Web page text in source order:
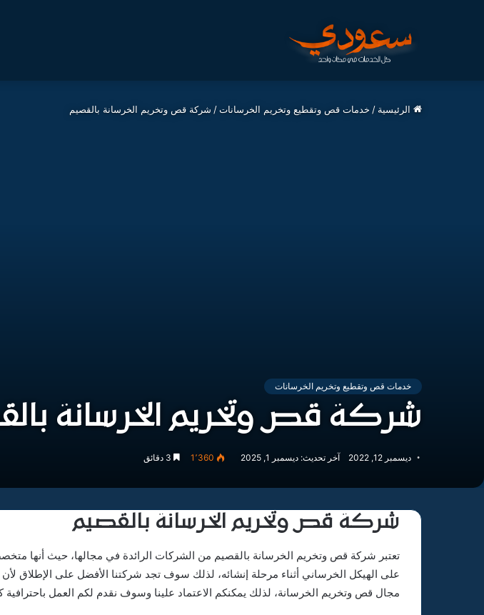
الرئيسية / خدمات قص وتقطيع وتخريم الخرسانات/ شركة قص وتخريم الخرسانة بالقصيم
خدمات قص وتقطيع وتخريم الخرسانات
شركة قص وتخريم الخرسانة
ديسمبر 12, 2022 آخر تحديث: ديسمبر 1, 2025 1٬360
شركة قص وتخريم الخرسانة بالقصيم
تعتبر شركة قص وتخريم الخرسانة بالقصيم من الشركات الرائدة في مجالها، حيث أنها
على الهيكل الخرساني أثناء مرحلة إنشائه، لذلك سوف تجد شركتنا الأفضل على الإطلاق لأن
مجال قص وتخريم الخرسانة، لذلك يمكنكم الاعتماد علينا وسوف نقدم لكم العمل باحترافية